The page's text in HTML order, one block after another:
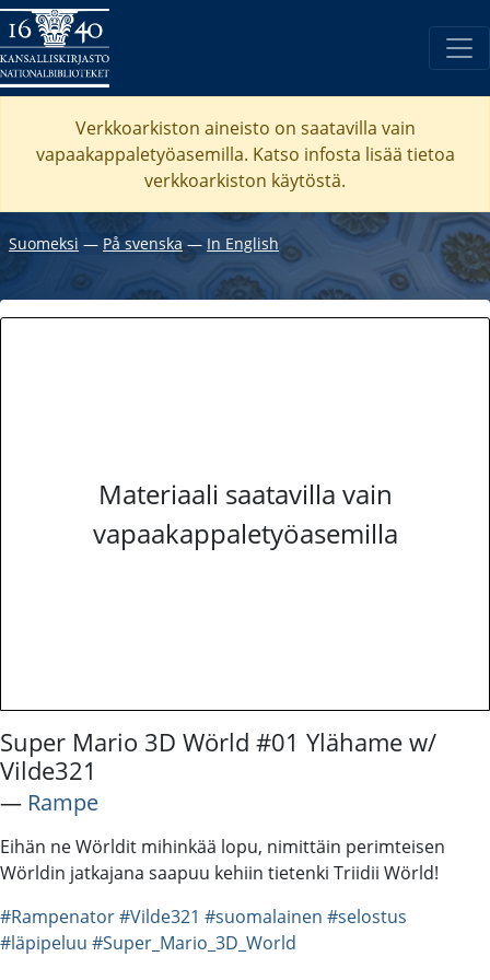
Verkkoarkiston aineisto on saatavilla vain
vapaakappaletyöasemilla. Katso infosta lisää tietoa
verkkoarkiston käytöstä.
Suomeksi ― På svenska― In English
Materiaali saatavilla vain
vapaakappaletyöasemilla
Super Mario 3D Wörld #01 Ylähame w/
Vilde321
― Rampe
Eihän ne Wörldit mihinkää lopu, nimittäin perimteisen
Wörldin jatkajana saapuu kehiin tietenki Triidii Wörld!
#Rampenator#Vilde321 #suomalainen #selostus
#läpipeluu #Super_Mario_3D_World